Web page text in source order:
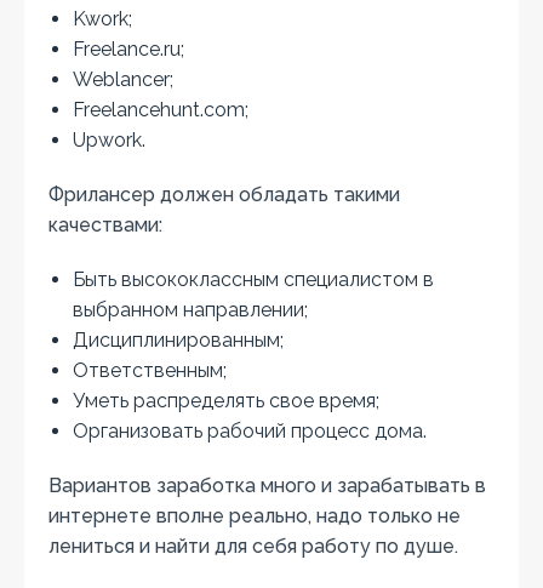
Kwork;
Freelance.ru;
Weblancer;
Freelancehunt.com;
Upwork.
Фрилансер должен обладать такими
качествами:
Быть высококлассным специалистом в
выбранном направлении;
Дисциплинированным;
Ответственным;
Уметь распределять свое время;
Организовать рабочий процесс дома.
Вариантов заработка много и зарабатывать в
интернете вполне реально, надо только не
лениться и найти для себя работу по душе.